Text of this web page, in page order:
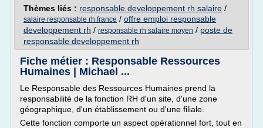
Thèmes liés : responsable developpement rh salaire /
salaire responsable rh france / offre emploi responsable
developpement rh / responsable rh salaire moyen / poste de
responsable developpement rh
Fiche métier : Responsable Ressources
Humaines | Michael ...
Le Responsable des Ressources Humaines prend la
responsabilité de la fonction RH d'un site, d'une zone
géographique, d'un établissement ou d'une filiale.
Cette fonction comporte un aspect opérationnel fort, tout en